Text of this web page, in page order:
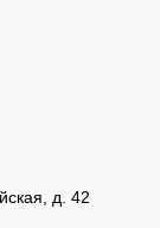
д. 42